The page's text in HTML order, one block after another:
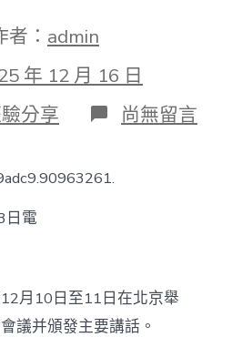
者： admin
年 12 月 16 日
分享 在
〈聚
議
·
尚無留言
電
月10日至11日在北京舉
議并頒發主要講話。